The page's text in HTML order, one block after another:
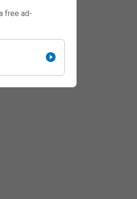
free ad-